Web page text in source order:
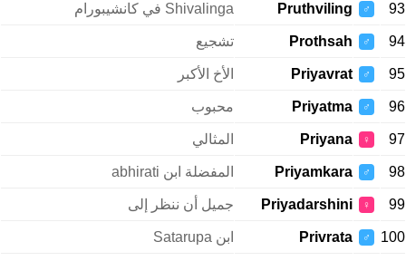
93
♂
Pruthviling Shivalinga في كانشيبورام
94
♂
Prothsah تشجيع
95
♂
Priyavrat الأخ الأكبر
96
♂
Priyatma محبوب
97
♀
Priyana المثالي
98
♂
Priyamkara المفضلة ابن abhirati
99
♀
Priyadarshini جميل أن ننظر إلى
100
♂
Privrata ابن Satarupa